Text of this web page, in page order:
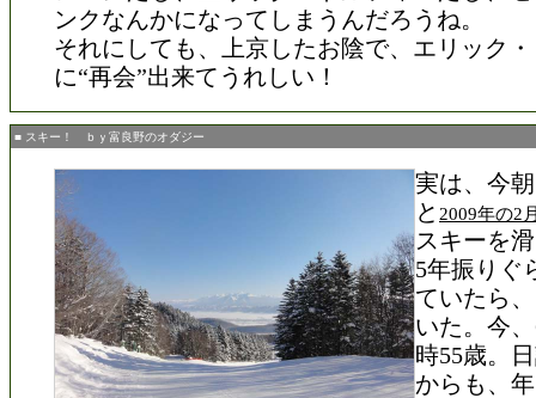
ンクなんかになってしまうんだろうね。
それにしても、上京したお陰で、エリック
に“再会”出来てうれしい！
■ スキー！ ｂｙ富良野のオダジー
実は、今
と 2009年の2
スキーを
5年振りぐ
ていたら
いた。今
時55歳。
からも、